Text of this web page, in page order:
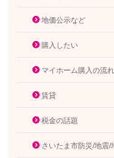
地価公示など
購入したい
マイホーム購入の流れ
賃貸
税金の話題
さいたま市防災/地震/